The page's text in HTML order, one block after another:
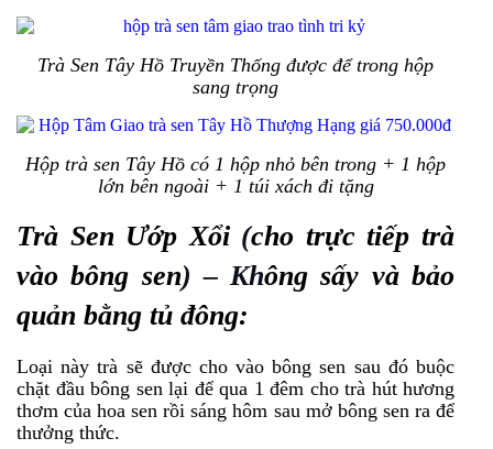
Trà Sen Tây Hồ Truyền Thống được để trong hộp
sang trọng
Hộp trà sen Tây Hồ có 1 hộp nhỏ bên trong + 1 hộp
lớn bên ngoài + 1 túi xách đi tặng
Trà Sen Ướp Xổi(cho trực tiếp trà
vào bông sen) – Không sấy và bảo
quản bằng tủ đông:
Loại này trà sẽ được cho vào bông sen sau đó buộc
chặt đầu bông sen lại để qua 1 đêm cho trà hút hương
thơm của hoa sen rồi sáng hôm sau mở bông sen ra để
thưởng thức.